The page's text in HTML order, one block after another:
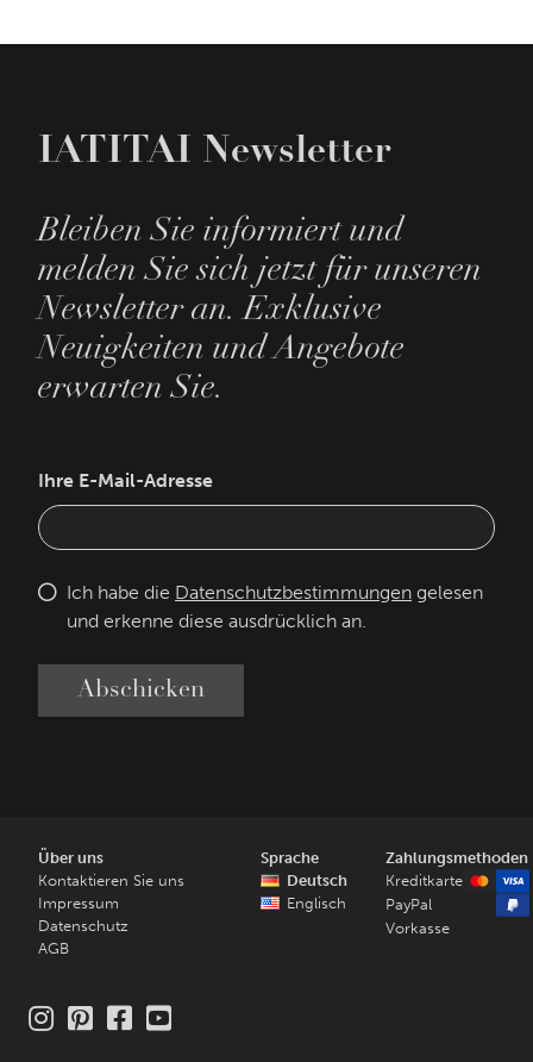
IATITAI Newsletter
Bleiben Sie informiert und
melden Sie sich jetzt für unseren
Newsletter an. Exklusive
Neuigkeiten und Angebote
erwarten Sie.
Ihre E-Mail-Adresse
Ich habe die Datenschutzbestimmungen gelesen
und erkenne diese ausdrücklich an.
Abschicken
Über uns
Kontaktieren Sie uns
Impressum
Datenschutz
AGB
Sprache
Deutsch
Englisch
Zahlungsmethoden
Kreditkarte
PayPal
Vorkasse
Instagram
Pinterest
Facebook
Youtube